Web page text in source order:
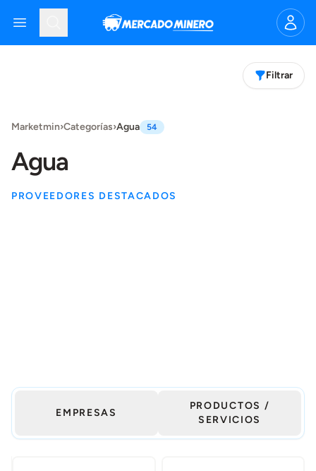
Open menu Mercado Minero
Filtrar
Marketmin›Categorías›Agua 54
Agua
PROVEEDORES DESTACADOS
EMPRESAS
PRODUCTOS /
SERVICIOS